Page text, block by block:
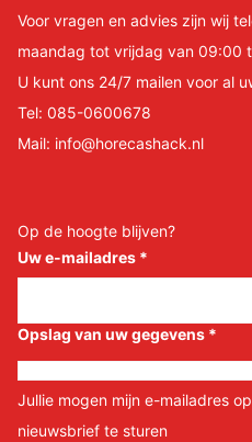
Voor vragen en advies zijn wij
maandag tot vrijdag van 09:00
U kunt ons 24/7 mailen voor al
Tel: 085-0600678
Mail: info@horecashack.nl
Op de hoogte blijven?
Uw e-mailadres *
Opslag van uw gegevens *
Jullie mogen mijn e-mailadres
nieuwsbrief te sturen